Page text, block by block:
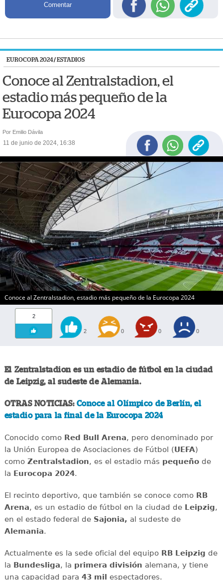
Comentar
EUROCOPA 2024/ESTADIOS
Conoce al Zentralstadion, el
estadio más pequeño de la
Eurocopa 2024
Por Emilio Dávila
11 de junio de 2024, 16:38
Conoce al Zentralstadion, estadio más pequeño de la Eurocopa 2024
2
2 0 0 0
El Zentralstadion es un estadio de fútbol en la ciudad
de Leipzig, al sudeste de Alemania.
OTRAS NOTICIAS: Conoce al Olímpico de Berlín, el
estadio para la final de la Eurocopa 2024
Conocido como Red Bull Arena, pero denominado por
la Unión Europea de Asociaciones de Fútbol (UEFA)
como Zentralstadion, es el estadio más pequeñode
la Eurocopa 2024.
El recinto deportivo, que también se conoce como RB
Arena, es un estadio de fútbol en la ciudad de Leipzig,
en el estado federal de Sajonia, al sudeste de
Alemania.
Actualmente es la sede oficial del equipo RB Leipzig de
la Bundesliga, la primera división alemana, y tiene
una capacidad para 43 mil espectadores.